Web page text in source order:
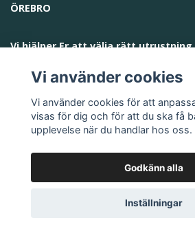
ÖREBRO
Vi hjälper Er att välja rätt
© 2026 BERG
Vi använder cookies
Vi använder cookies för att
visas för dig och för att du ska få
upplevelse när du handlar hos oss.
Godkänn alla
Inställningar